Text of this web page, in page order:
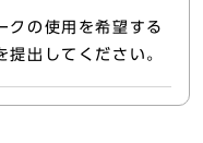
クの使用を希望する
出してください。